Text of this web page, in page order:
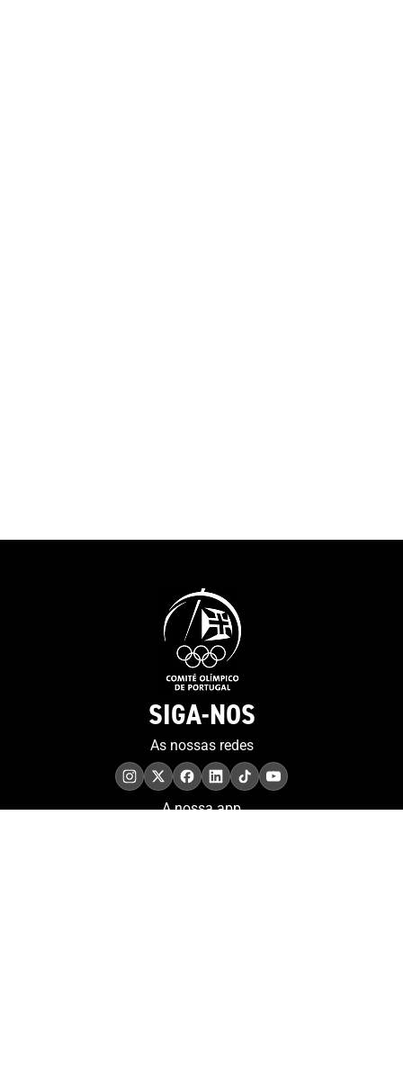
SIGA-NOS
As nossas redes
A nossa app